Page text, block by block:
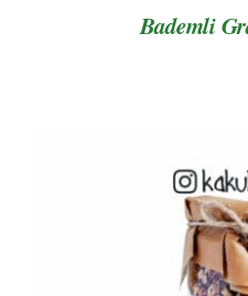
Bademli